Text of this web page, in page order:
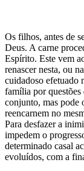
Os filhos, antes de
Deus. A carne
Espírito. Este vem
renascer nesta, ou
cuidadoso efetuado
família por questões
conjunto, mas pode
reencarnem no
Para desfazer a
impedem o
determinado casal
evoluídos, com a